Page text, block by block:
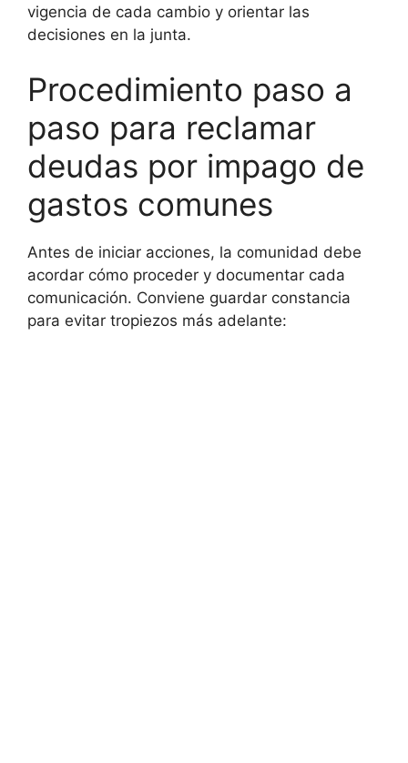
vigencia de cada cambio y orientar las
decisiones en la junta.
Procedimiento paso a
paso para reclamar
deudas por impago de
gastos comunes
Antes de iniciar acciones, la comunidad debe
acordar cómo proceder y documentar cada
comunicación. Conviene guardar constancia
para evitar tropiezos más adelante: